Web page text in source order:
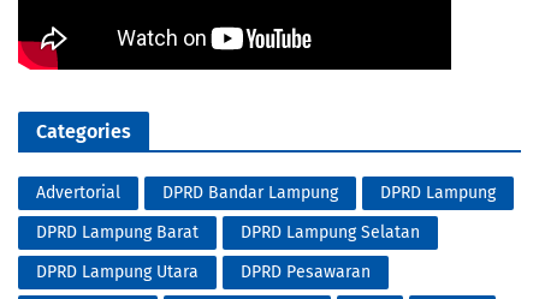
Categories
Advertorial DPRD Bandar Lampung
DPRD Lampung
DPRD Lampung Barat
DPRD Lampung Selatan
DPRD Lampung Utara
DPRD Pesawaran